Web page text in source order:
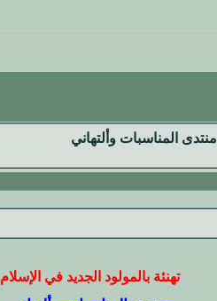
منتدى المناسبات وألتهاني
تهنئة بالمولود الجديد في الإسلام